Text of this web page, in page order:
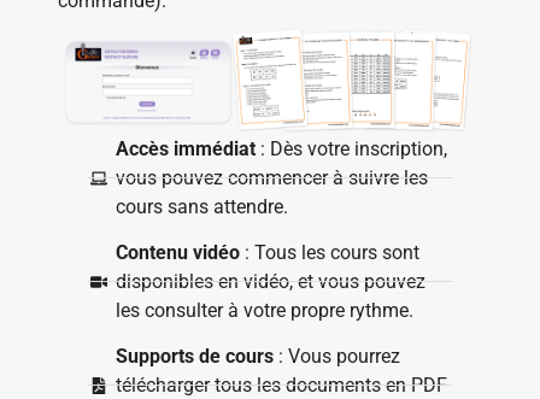
Accès immédiat: Dès votre inscription,
vous pouvez commencer à suivre les
cours sans attendre.
Contenu vidéo: Tous les cours sont
disponibles en vidéo, et vous pouvez
les consulter à votre propre rythme.
Supports de cours: Vous pourrez
télécharger tous les documents en PDF